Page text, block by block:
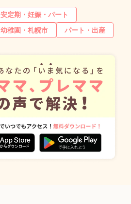
安定期・妊娠・パート
幼稚園・札幌市 パート・出産